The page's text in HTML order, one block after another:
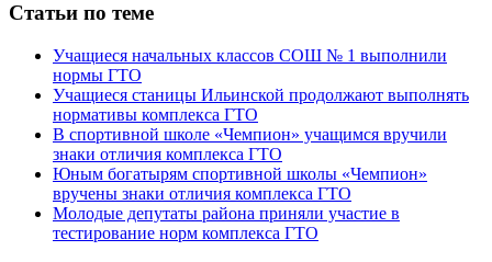
Статьи по теме
Учащиеся начальных классов СОШ № 1 выполнили
нормы ГТО
Учащиеся станицы Ильинской продолжают выполнять
нормативы комплекса ГТО
В спортивной школе «Чемпион» учащимся вручили
знаки отличия комплекса ГТО
Юным богатырям спортивной школы «Чемпион»
вручены знаки отличия комплекса ГТО
Молодые депутаты района приняли участие в
тестирование норм комплекса ГТО